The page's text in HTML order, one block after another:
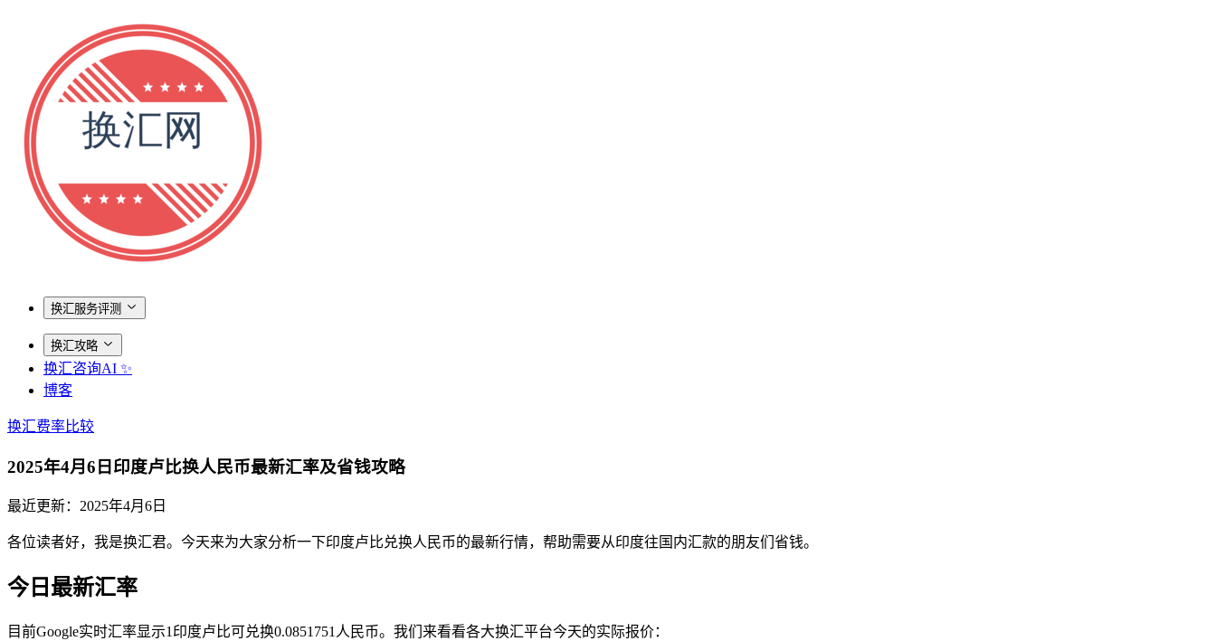
换汇服务评测
换汇攻略
换汇咨询AI ✨
博客
换汇费率比较
2025年4月6日印度卢比换人民币最新汇率及省钱攻略
最近更新： 2025年4月6日
各位读者好，我是换汇君。今天来为大家分析一下印度卢比兑换人民币的最新行情，帮助需要从印度往国内汇款的朋友们省钱。
今日最新汇率
目前Google实时汇率显示1印度卢比可兑换0.0851751人民币。我们来看看各大换汇平台今天的实际报价：